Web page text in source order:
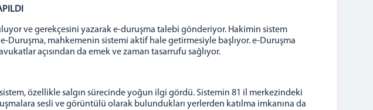
ve gerekçesini yazarak e-duruşma talebi gönderiyor. Hakimin sistem
mahkemenin sistemi aktif hale getirmesiyle başlıyor. e-Duruşma
açısından da emek ve zaman tasarrufu sağlıyor.
özellikle salgın sürecinde yoğun ilgi gördü. Sistemin 81 il merkezindeki
sesli ve görüntülü olarak bulundukları yerlerden katılma imkanına da